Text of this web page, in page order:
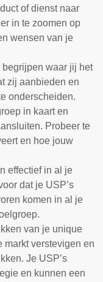
of dienst naar
in te zoomen op
wensen van je
waar jij het
zij aanbieden en
onderscheiden.
in kaart en
Probeer te
en hoe jouw
effectief in al je
dat je USP’s
komen in al je
van je unique
verstevigen en
Je USP’s
en kunnen een